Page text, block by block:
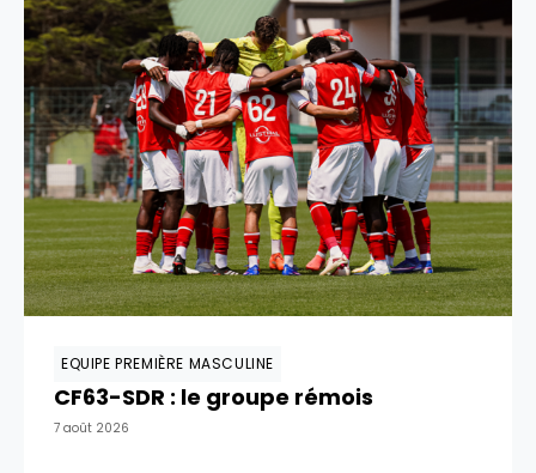
EQUIPE PREMIÈRE MASCULINE
CF63-SDR : le groupe rémois
7 août 2026